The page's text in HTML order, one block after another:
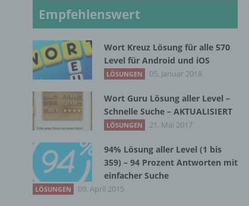
Empfehlenswert
Wort Kreuz Lösung für alle 570
Level für Android und iOS
LÖSUNGEN 05. Januar 2018
Wort Guru Lösung aller Level –
Schnelle Suche – AKTUALISIERT
LÖSUNGEN 21. Mai 2017
94% Lösung aller Level (1 bis
359) – 94 Prozent Antworten mit
einfacher Suche
LÖSUNGEN 09. April 2015